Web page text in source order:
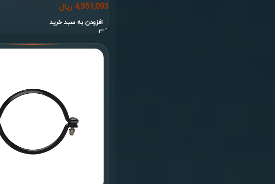
4,951,093 ریال
افزودن به سبد خرید